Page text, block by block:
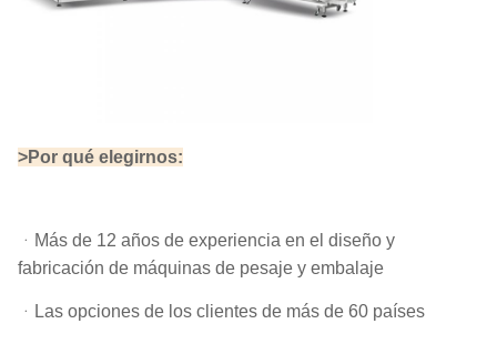
>Por qué elegirnos:
ᆞ Más de 12 años de experiencia en el diseño y
fabricación de máquinas de pesaje y embalaje
ᆞLas opciones de los clientes de más de 60 países